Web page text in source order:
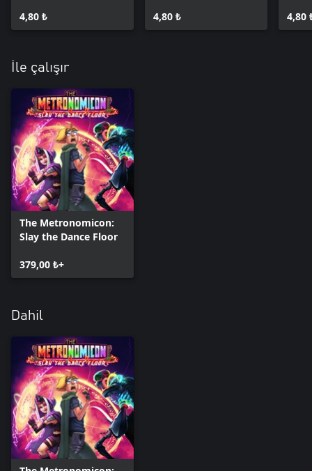
4,80 ₺
4,80 ₺
4,80
İle çalışır
The Metronomicon:
Slay the Dance Floor
379,00 ₺+
Dahil